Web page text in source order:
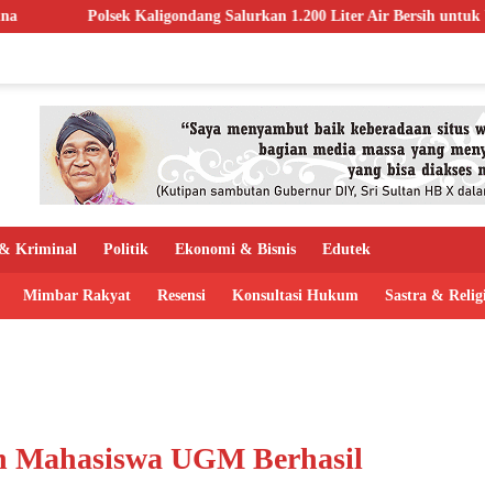
Salurkan 1.200 Liter Air Bersih untuk Warga Terdampak
Kriminal Politik Ekonomi & Bisnis Edutek
Mimbar Rakyat Resensi Konsultasi Hukum Sastra &
Mahasiswa UGM Berhasil